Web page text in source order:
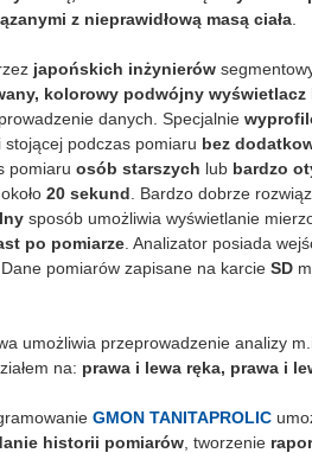
z nieprawidłową masą ciała
japońskich inżynierów
kolorowy podwójny wyświetlacz
danych. Specjalnie
stojącej podczas pomiaru bez
pomiaru osób starszych lub bardzo
20 sekund . Bardzo dobrze
sposób umożliwia wyświetlanie
po pomiarze . Analizator posiada
pomiarów zapisane na karcie SD
umożliwia przeprowadzenie analizy
na: prawa i lewa ręka, prawa i
GMON TANITAPROLIC
historii pomiarów , tworzenie